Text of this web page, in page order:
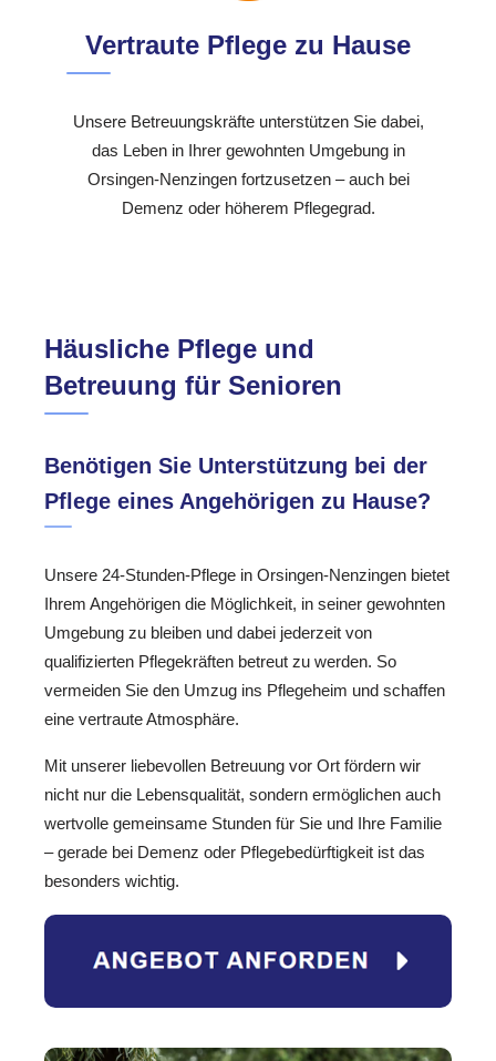
Vertraute Pflege zu Hause
Unsere Betreuungskräfte unterstützen Sie dabei,
das Leben in Ihrer gewohnten Umgebung in
Orsingen-Nenzingen fortzusetzen – auch bei
Demenz oder höherem Pflegegrad.
Häusliche Pflege und
Betreuung für Senioren
Benötigen Sie Unterstützung bei der
Pflege eines Angehörigen zu Hause?
Unsere 24-Stunden-Pflege in Orsingen-Nenzingen bietet
Ihrem Angehörigen die Möglichkeit, in seiner gewohnten
Umgebung zu bleiben und dabei jederzeit von
qualifizierten Pflegekräften betreut zu werden. So
vermeiden Sie den Umzug ins Pflegeheim und schaffen
eine vertraute Atmosphäre.
Mit unserer liebevollen Betreuung vor Ort fördern wir
nicht nur die Lebensqualität, sondern ermöglichen auch
wertvolle gemeinsame Stunden für Sie und Ihre Familie
– gerade bei Demenz oder Pflegebedürftigkeit ist das
besonders wichtig.